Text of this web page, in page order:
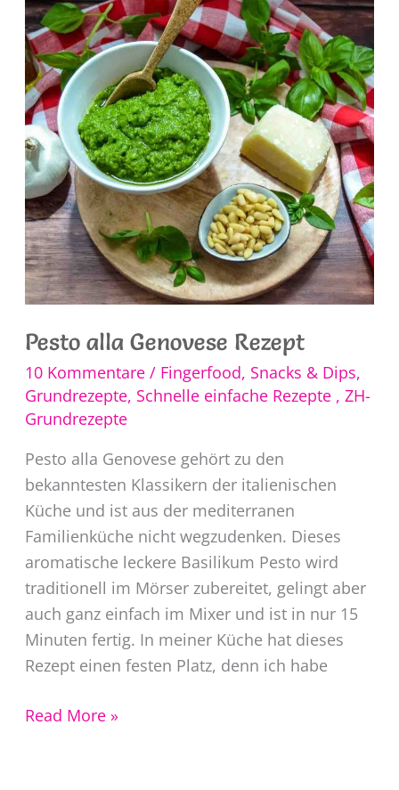
Käse
Pesto alla Genovese Rezept
10 Kommentare / Fingerfood, Snacks & Dips,
Grundrezepte, Schnelle einfache Rezepte , ZH-
Grundrezepte
Pesto alla Genovese gehört zu den
bekanntesten Klassikern der italienischen
Küche und ist aus der mediterranen
Familienküche nicht wegzudenken. Dieses
aromatische leckere Basilikum Pesto wird
traditionell im Mörser zubereitet, gelingt aber
auch ganz einfach im Mixer und ist in nur 15
Minuten fertig. In meiner Küche hat dieses
Rezept einen festen Platz, denn ich habe
Pesto
Read More »